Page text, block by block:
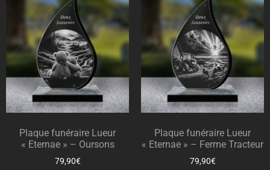
Plaque funéraire Lueur
« Eternae » – Oursons
79,90€
Plaque funéraire Lueur
« Eternae » – Ferme Tracteur
79,90€